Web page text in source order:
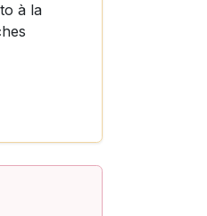
à la